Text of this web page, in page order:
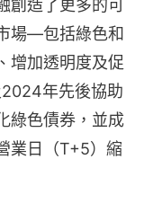
創造了更多的可
場—包括綠色和
增加透明度及促
年先後協助
綠色債券，並成
業日（T+5）縮